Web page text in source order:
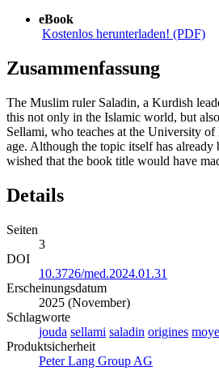
eBook
Kostenlos herunterladen! (PDF)
Zusammenfassung
The Muslim ruler Saladin, a Kurdish
this not only in the Islamic world, but
Sellami, who teaches at the University
age. Although the topic itself has
wished that the book title would have
Details
Seiten
3
DOI
10.3726/med.2024.01.31
Erscheinungsdatum
2025 (November)
Schlagworte
jouda sellami saladin origines
Produktsicherheit
Peter Lang Group AG